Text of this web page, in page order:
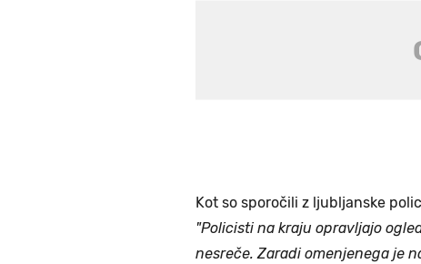
Kot so sporočili z ljubljanske
"Policisti na kraju opravljajo
nesreče. Zaradi omenjenega je